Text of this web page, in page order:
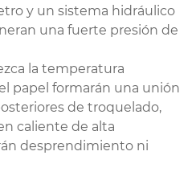
y un sistema hidráulico
una fuerte presión de
la temperatura
papel formarán una unión
de troquelado,
caliente de alta
desprendimiento ni